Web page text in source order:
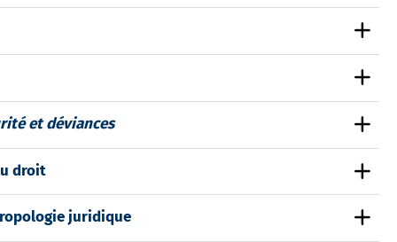
et déviances
droit
juridique